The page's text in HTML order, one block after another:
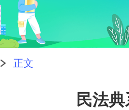
正文
民法